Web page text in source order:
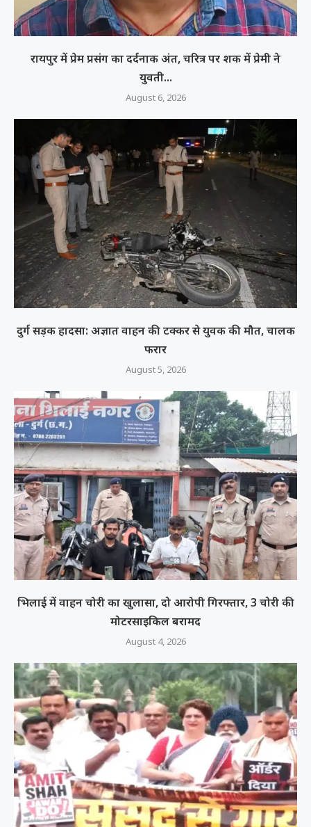
रायपुर में प्रेम प्रसंग का दर्दनाक अंत, चरित्र पर शक में प्रेमी ने
युवती...
August 6, 2026
दुर्ग सड़क हादसा: अज्ञात वाहन की टक्कर से युवक की मौत, चालक
फरार
August 5, 2026
भिलाई में वाहन चोरी का खुलासा, दो आरोपी गिरफ्तार, 3 चोरी की
मोटरसाइकिल बरामद
August 4, 2026